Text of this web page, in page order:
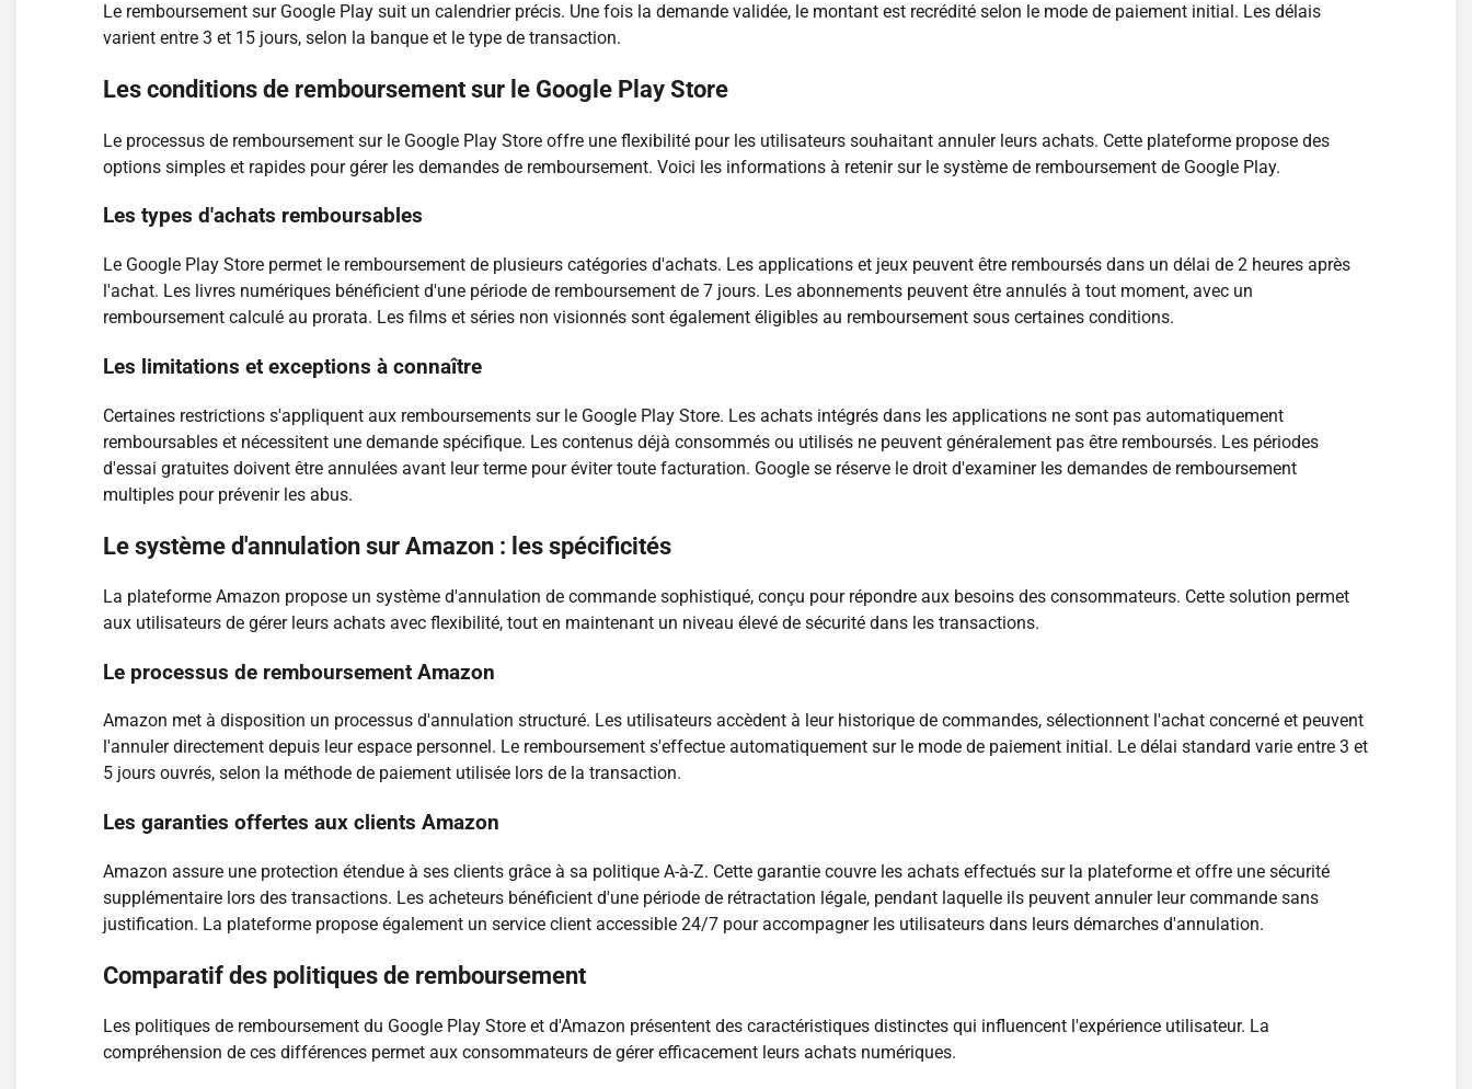
Le remboursement sur Google Play suit un calendrier précis. Une fois la demande validée, le montant est recrédité selon le mode de paiement initial. Les délais
varient entre 3 et 15 jours, selon la banque et le type de transaction.
Les conditions de remboursement sur le Google Play Store
Le processus de remboursement sur le Google Play Store offre une flexibilité pour les utilisateurs souhaitant annuler leurs achats. Cette plateforme propose des
options simples et rapides pour gérer les demandes de remboursement. Voici les informations à retenir sur le système de remboursement de Google Play.
Les types d'achats remboursables
Le Google Play Store permet le remboursement de plusieurs catégories d'achats. Les applications et jeux peuvent être remboursés dans un délai de 2 heures après
l'achat. Les livres numériques bénéficient d'une période de remboursement de 7 jours. Les abonnements peuvent être annulés à tout moment, avec un
remboursement calculé au prorata. Les films et séries non visionnés sont également éligibles au remboursement sous certaines conditions.
Les limitations et exceptions à connaître
Certaines restrictions s'appliquent aux remboursements sur le Google Play Store. Les achats intégrés dans les applications ne sont pas automatiquement
remboursables et nécessitent une demande spécifique. Les contenus déjà consommés ou utilisés ne peuvent généralement pas être remboursés. Les périodes
d'essai gratuites doivent être annulées avant leur terme pour éviter toute facturation. Google se réserve le droit d'examiner les demandes de remboursement
multiples pour prévenir les abus.
Le système d'annulation sur Amazon : les spécificités
La plateforme Amazon propose un système d'annulation de commande sophistiqué, conçu pour répondre aux besoins des consommateurs. Cette solution permet
aux utilisateurs de gérer leurs achats avec flexibilité, tout en maintenant un niveau élevé de sécurité dans les transactions.
Le processus de remboursement Amazon
Amazon met à disposition un processus d'annulation structuré. Les utilisateurs accèdent à leur historique de commandes, sélectionnent l'achat concerné et peuvent
l'annuler directement depuis leur espace personnel. Le remboursement s'effectue automatiquement sur le mode de paiement initial. Le délai standard varie entre 3 et
5 jours ouvrés, selon la méthode de paiement utilisée lors de la transaction.
Les garanties offertes aux clients Amazon
Amazon assure une protection étendue à ses clients grâce à sa politique A-à-Z. Cette garantie couvre les achats effectués sur la plateforme et offre une sécurité
supplémentaire lors des transactions. Les acheteurs bénéficient d'une période de rétractation légale, pendant laquelle ils peuvent annuler leur commande sans
justification. La plateforme propose également un service client accessible 24/7 pour accompagner les utilisateurs dans leurs démarches d'annulation.
Comparatif des politiques de remboursement
Les politiques de remboursement du Google Play Store et d'Amazon présentent des caractéristiques distinctes qui influencent l'expérience utilisateur. La
compréhension de ces différences permet aux consommateurs de gérer efficacement leurs achats numériques.